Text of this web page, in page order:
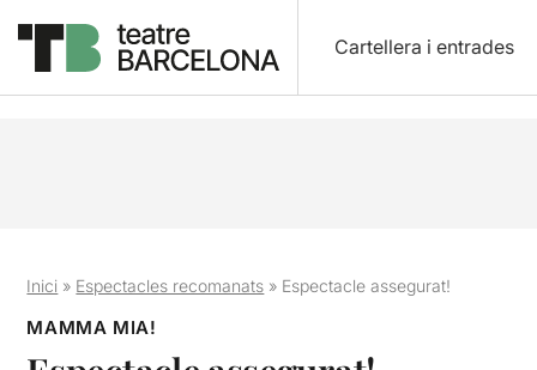
Cartellera i entrades
Inici » Espectacles recomanats » Espectacle assegurat!
MAMMA MIA!